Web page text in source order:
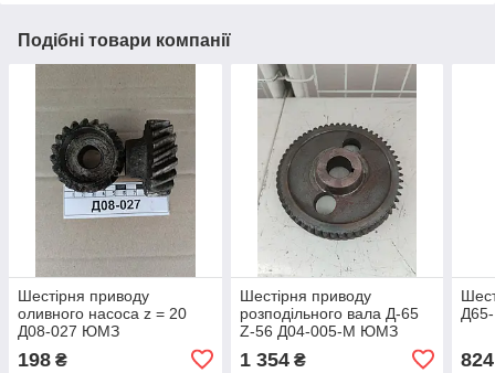
Подібні товари компанії
Шестірня приводу
оливного насоса z = 20
Д08-027 ЮМЗ
198 ₴
Шестірня приводу
розподільного вала Д-65
Z-56 Д04-005-М ЮМЗ
1 354₴ 824